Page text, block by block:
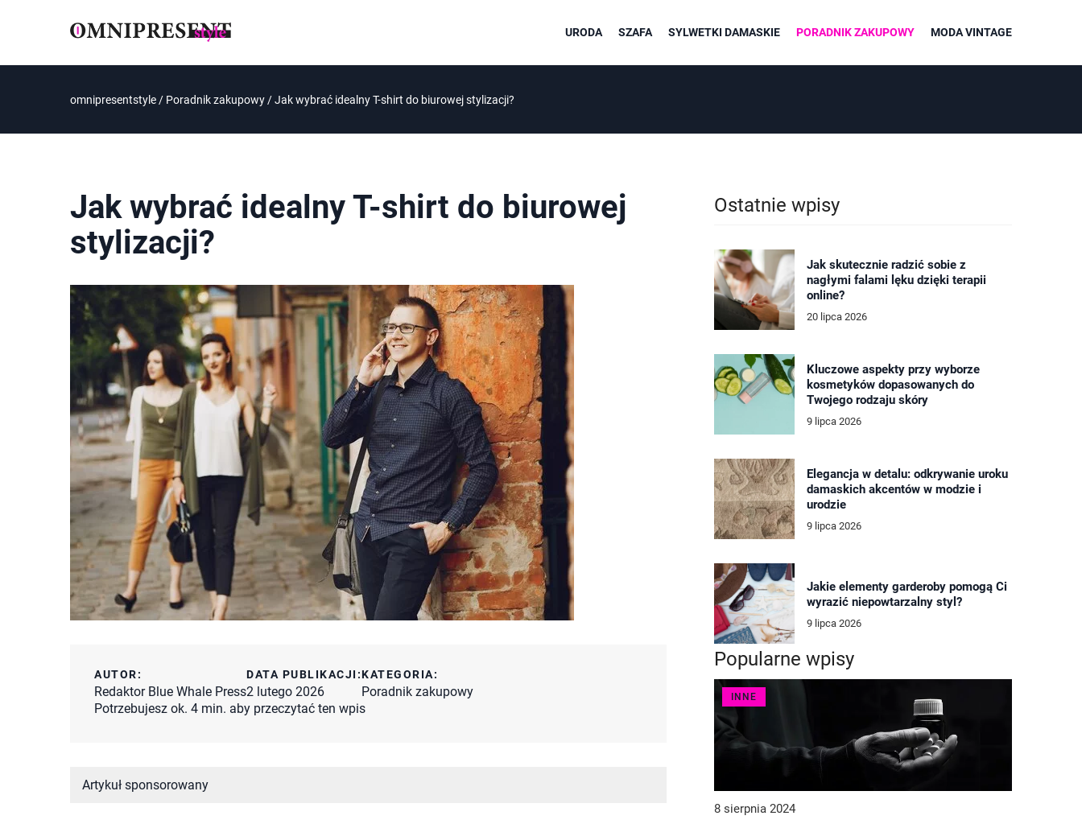
URODA SZAFA SYLWETKI DAMASKIE PORADNIK ZAKUPOWY MODA VINTAGE
omnipresentstyle / Poradnik zakupowy /Jak wybrać idealny T-shirt do biurowej stylizacji?
Jak wybrać idealny T-shirt do biurowej
stylizacji?
AUTOR:
Redaktor Blue Whale Press
DATA PUBLIKACJI:
2 lutego 2026
KATEGORIA:
Poradnik zakupowy
Potrzebujesz ok. 4 min. aby przeczytać ten wpis
Artykuł sponsorowany
Ostatnie wpisy
Jak skutecznie radzić sobie z
nagłymi falami lęku dzięki terapii
online?
20 lipca 2026
Kluczowe aspekty przy wyborze
kosmetyków dopasowanych do
Twojego rodzaju skóry
9 lipca 2026
Elegancja w detalu: odkrywanie uroku
damaskich akcentów w modzie i
urodzie
9 lipca 2026
Jakie elementy garderoby pomogą Ci
wyrazić niepowtarzalny styl?
9 lipca 2026
Popularne wpisy
INNE
8 sierpnia 2024